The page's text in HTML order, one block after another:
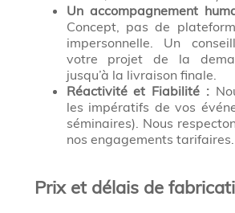
Un accompagnement
Concept, pas de
impersonnelle. Un
votre projet de la
jusqu’à la livraison finale.
Réactivité et Fiabilité :
les impératifs de vos
séminaires). Nous
nos engagements tarifaires.
Prix et délais de